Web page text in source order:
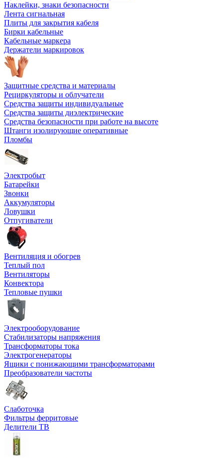
Наклейки, знаки безопасности
Лента сигнальная
Плиты для закрытия кабеля
Бирки кабельные
Кабельные маркера
Держатели маркировок
Защитные средства и материалы
Рециркуляторы и облучатели
Средства защиты индивидуальные
Средства защиты диэлектрические
Средства безопасности при работе на высоте
Штанги изолирующие оперативные
Пломбы
Электробыт
Батарейки
Звонки
Аккумуляторы
Ловушки
Отпугиватели
Вентиляция и обогрев
Теплый пол
Вентиляторы
Конвектора
Тепловые пушки
Электрооборудование
Стабилизаторы напряжения
Трансформаторы тока
Электрогенераторы
Ящики с понижающими трансформаторами
Преобразователи частоты
Слаботочка
Фильтры ферритовые
Делители ТВ